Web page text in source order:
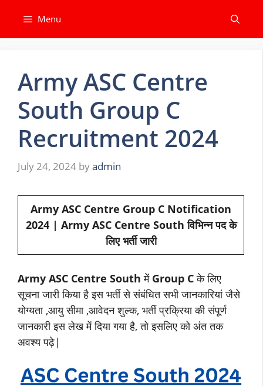
content
Menu
Army ASC Centre
South Group C
Recruitment 2024
July 24, 2024 byadmin
Army ASC Centre Group C Notification
2024 | Army ASC Centre South विभिन्न पद के
लिए भर्ती जारी
Army ASC Centre Southमें Group Cके लिए
सूचना जारी किया है इस भर्ती से संबंधित सभी जानकारियां जैसे
योग्यता ,आयु सीमा ,आवेदन शुल्क, भर्ती प्रक्रिया की संपूर्ण
जानकारी इस लेख में दिया गया है, तो इसलिए को अंत तक
अवश्य पढ़े|